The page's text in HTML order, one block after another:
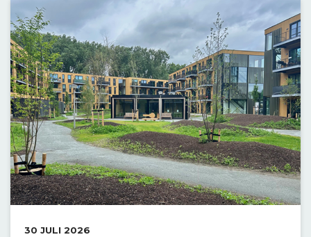
DATUM:
30 JULI 2026